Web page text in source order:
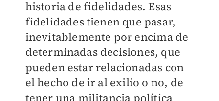
historia de fidelidades. Esas
fidelidades tienen que pasar,
inevitablemente por encima de
determinadas decisiones, que
pueden estar relacionadas con
el hecho de ir al exilio o no, de
tener una militancia política